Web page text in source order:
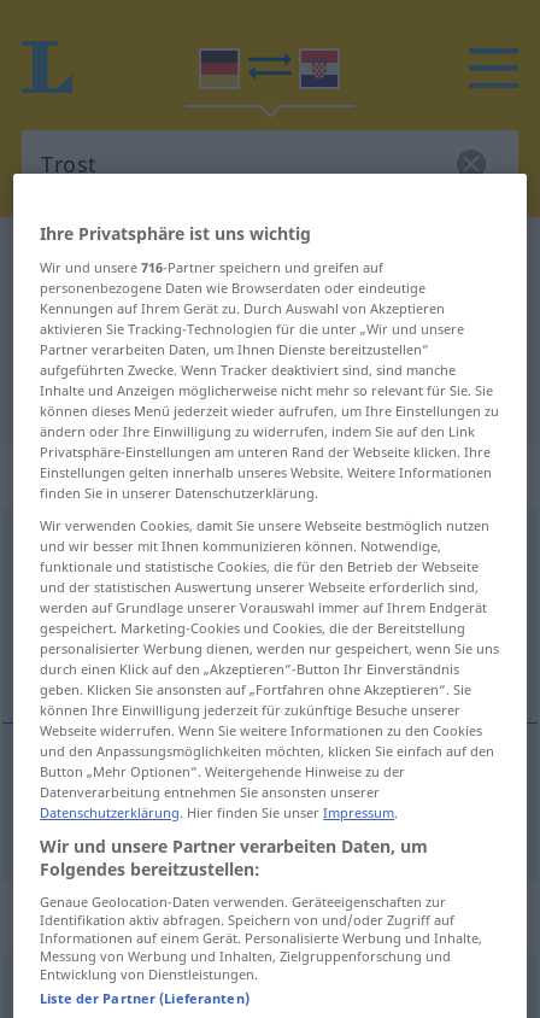
Deutsch-Kroatisch Übersetzung für
"Trost"
"Trost" Kroatisch Übersetzung
„Trost“: Maskulinum
Trostm <-es>
Übersicht aller Übersetzungen
(Für mehr Details die Übersetzung anklicken/antippen)
utjeha
utjeha Trost
Synonyme für "Trost"
Zuspruch
Ihre Privatsphäre ist uns wichtig
Wir und unsere716-Partner speichern und greifen auf
personenbezogene Daten wie Browserdaten oder eindeutige
Kennungen auf Ihrem Gerät zu. Durch Auswahl von Akzeptieren
aktivieren Sie Tracking-Technologien für die unter „Wir und unsere
Partner verarbeiten Daten, um Ihnen Dienste bereitzustellen“
aufgeführten Zwecke. Wenn Tracker deaktiviert sind, sind manche
Inhalte und Anzeigen möglicherweise nicht mehr so relevant für Sie. Sie
können dieses Menü jederzeit wieder aufrufen, um Ihre Einstellungen zu
ändern oder Ihre Einwilligung zu widerrufen, indem Sie auf den Link
Privatsphäre-Einstellungen am unteren Rand der Webseite klicken. Ihre
Einstellungen gelten innerhalb unseres Website. Weitere Informationen
finden Sie in unserer Datenschutzerklärung.
Wir verwenden Cookies, damit Sie unsere Webseite bestmöglich nutzen
und wir besser mit Ihnen kommunizieren können. Notwendige,
funktionale und statistische Cookies, die für den Betrieb der Webseite
und der statistischen Auswertung unserer Webseite erforderlich sind,
werden auf Grundlage unserer Vorauswahl immer auf Ihrem Endgerät
gespeichert. Marketing-Cookies und Cookies, die der Bereitstellung
personalisierter Werbung dienen, werden nur gespeichert, wenn Sie uns
durch einen Klick auf den „Akzeptieren“-Button Ihr Einverständnis
geben. Klicken Sie ansonsten auf „Fortfahren ohne Akzeptieren“. Sie
können Ihre Einwilligung jederzeit für zukünftige Besuche unserer
Webseite widerrufen. Wenn Sie weitere Informationen zu den Cookies
und den Anpassungsmöglichkeiten möchten, klicken Sie einfach auf den
Button „Mehr Optionen“. Weitergehende Hinweise zu der
Datenverarbeitung entnehmen Sie ansonsten unserer
Datenschutzerklärung. Hier finden Sie unserImpressum.
Wir und unsere Partner verarbeiten Daten, um
Folgendes bereitzustellen:
Genaue Geolocation-Daten verwenden. Geräteeigenschaften zur
Identifikation aktiv abfragen. Speichern von und/oder Zugriff auf
Informationen auf einem Gerät. Personalisierte Werbung und Inhalte,
Messung von Werbung und Inhalten, Zielgruppenforschung und
Entwicklung von Dienstleistungen.
Liste der Partner (Lieferanten)